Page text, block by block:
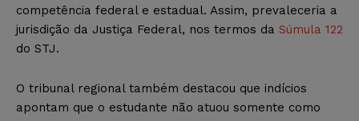
competência federal e estadual. Assim, prevaleceria a
jurisdição da Justiça Federal, nos termos da Súmula 122
do STJ.
O tribunal regional também destacou que indícios
apontam que o estudante não atuou somente como